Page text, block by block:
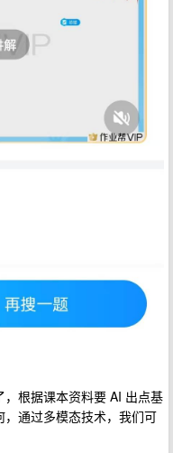
根据课本资料要 AI 出点基
通过多模态技术，我们可